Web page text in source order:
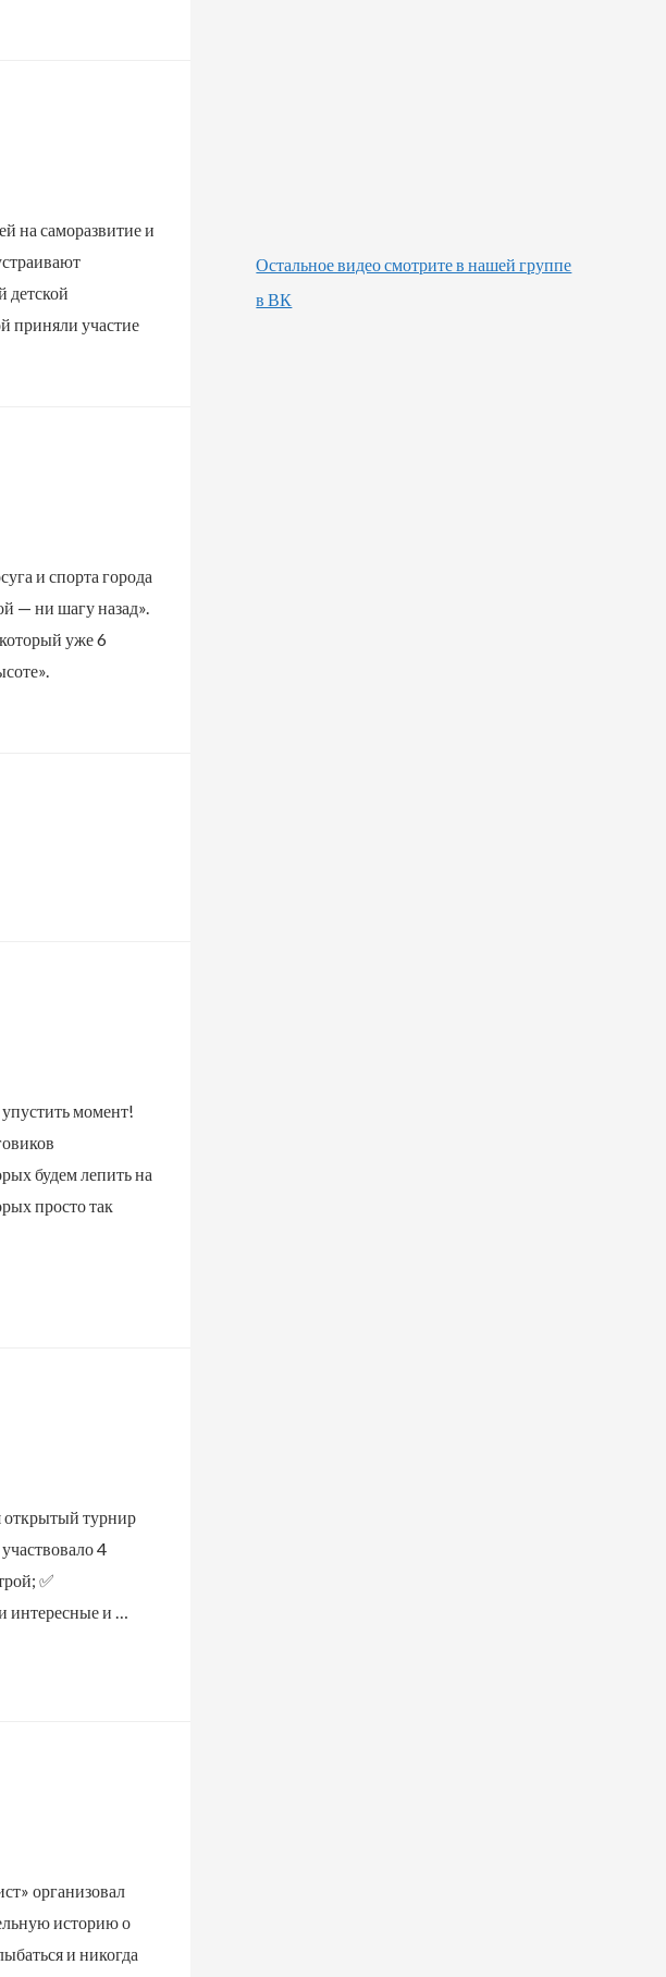
на саморазвитие и
детской
приняли участие
и спорта города
— ни шагу назад».
уже 6
момент!
будем лепить на
просто так
открытый турнир
4
✅
и …
организовал
историю о
и никогда
Остальное видео смотрите в нашей группе
в ВК